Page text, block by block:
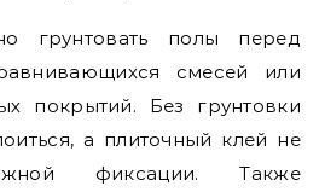
грунтовать полы перед
смесей или
покрытий. Без грунтовки
а плиточный клей не
фиксации. Также